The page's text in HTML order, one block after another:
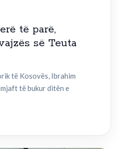
të parë,
së Teuta
të Kosovës, Ibrahim
të bukur ditën e